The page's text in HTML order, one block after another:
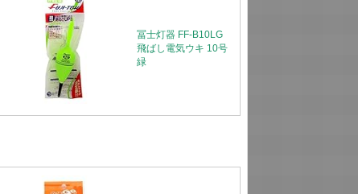
冨士灯器 FF-B10LG
飛ばし電気ウキ 10号
緑